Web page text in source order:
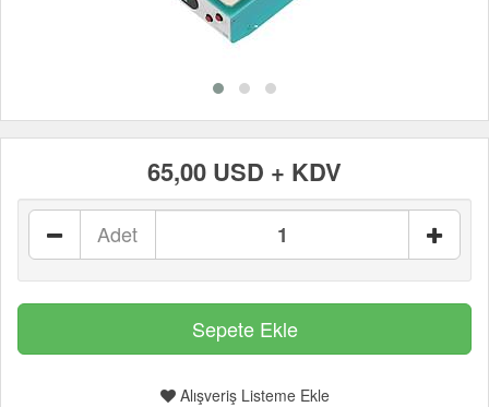
65,00 USD + KDV
Adet
Alışveriş Listeme Ekle